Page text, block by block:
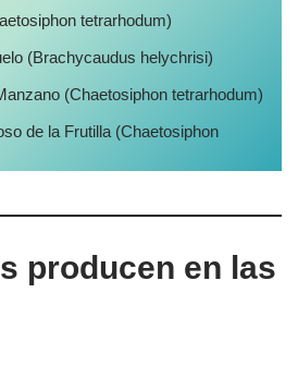
tetrarhodum)
(Brachycaudus helychrisi)
(Chaetosiphon tetrarhodum)
de la Frutilla (Chaetosiphon
producen en las